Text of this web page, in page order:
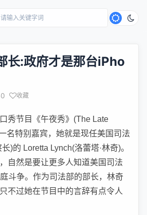
长:政府才是那台iPho
收藏
秀节目《午夜秀》(The Late
名特别嘉宾，她就是现任美国司法
)的 Loretta Lynch(洛蕾塔·林奇)。
自然是要让更多人知道美国司法
斗争。作为司法部的部长，林奇
不过她在节目中的言辞有点令人